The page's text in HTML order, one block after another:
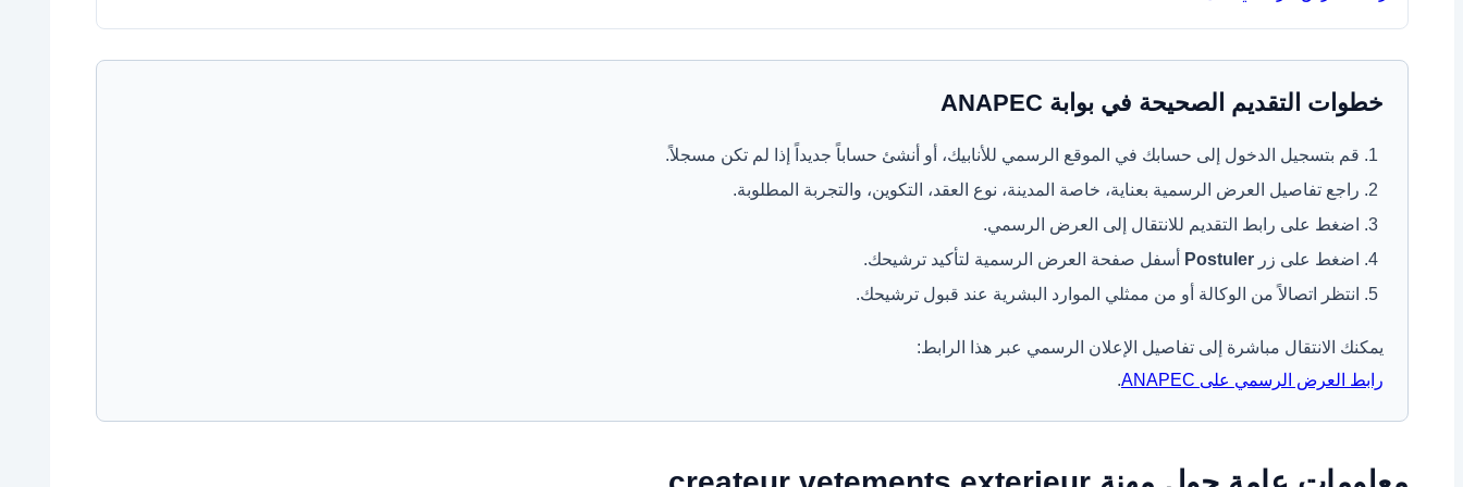
خطوات التقديم الصحيحة في بوابة ANAPEC
قم بتسجيل الدخول إلى حسابك في الموقع الرسمي للأنابيك، أو أنشئ حساباً جديداً إذا لم تكن مسجلاً.
راجع تفاصيل العرض الرسمية بعناية، خاصة المدينة، نوع العقد، التكوين، والتجربة المطلوبة.
اضغط على رابط التقديم للانتقال إلى العرض الرسمي.
اضغط على زر Postuler
أسفل صفحة العرض الرسمية لتأكيد ترشيحك.
انتظر اتصالاً من الوكالة أو من ممثلي الموارد البشرية عند قبول ترشيحك.
يمكنك الانتقال مباشرة إلى تفاصيل الإعلان الرسمي عبر هذا الرابط:
رابط العرض الرسمي على ANAPEC
.